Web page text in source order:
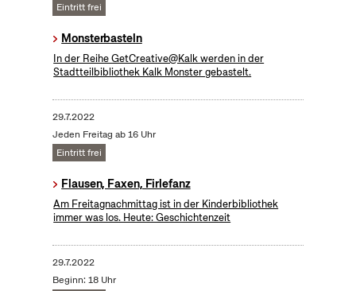
Eintritt frei
Monsterbasteln
In der Reihe GetCreative@Kalk werden in der
Stadtteilbibliothek Kalk Monster gebastelt.
29.7.2022
Jeden Freitag ab 16 Uhr
Eintritt frei
Flausen, Faxen, Firlefanz
Am Freitagnachmittag ist in der Kinderbibliothek
immer was los. Heute: Geschichtenzeit
29.7.2022
Beginn: 18 Uhr